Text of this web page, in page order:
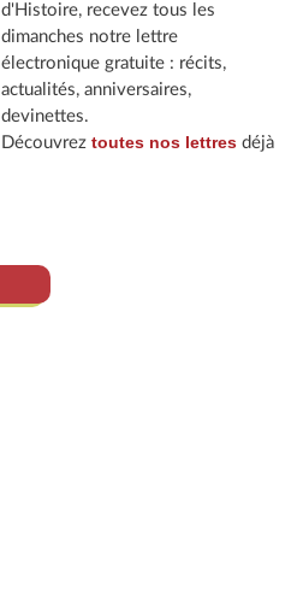
d'Histoire, recevez tous les
dimanches notre lettre
électronique gratuite : récits,
actualités, anniversaires,
devinettes.
Découvrez toutes nos lettresdéjà